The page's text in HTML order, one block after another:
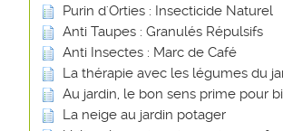
Purin d'Orties : Insecticide Naturel
Anti Taupes : Granulés Répulsifs
Anti Insectes : Marc de Café
La thérapie avec les légumes du
Au jardin, le bon sens prime pour
La neige au jardin potager